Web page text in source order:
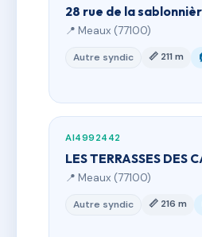
28 rue de la
📍 Meaux (77100)
Autre syndic 📏 211 m
AI4992442
LES TERRASSES DES
📍 Meaux (77100)
Autre syndic 📏 216 m